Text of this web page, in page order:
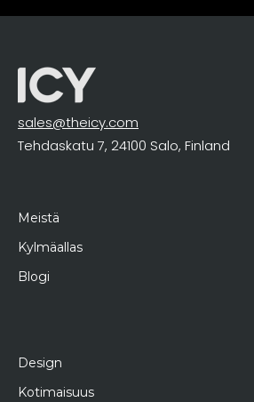
sales@theicy.com
Tehdaskatu 7, 24100 Salo, Finland
Meistä
Kylmäallas
Blogi
Design
Kotimaisuus